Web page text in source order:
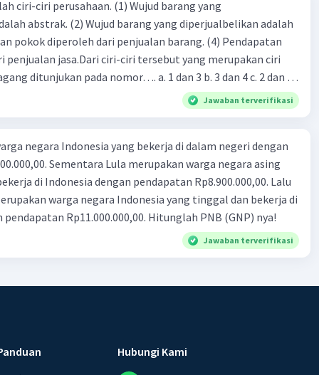
ciri-ciri perusahaan. (1) Wujud barang yang
abstrak. (2) Wujud barang yang diperjualbelikan adalah
pokok diperoleh dari penjualan barang. (4) Pendapatan
penjualan jasa.Dari ciri-ciri tersebut yang merupakan ciri
ditunjukan pada nomor…. a. 1 dan 3 b. 3 dan 4 c. 2 dan 3
Jawaban terverifikasi
negara Indonesia yang bekerja di dalam negeri dengan
Lalu
yang tinggal dan bekerja di
Rp11.000.000,00. Hitunglah PNB (GNP) nya!
Jawaban terverifikasi
Hubungi Kami